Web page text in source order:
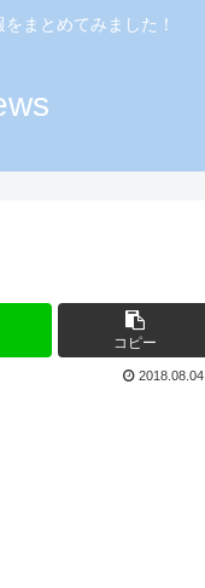
まとめてみました！
コピー
2018.08.04